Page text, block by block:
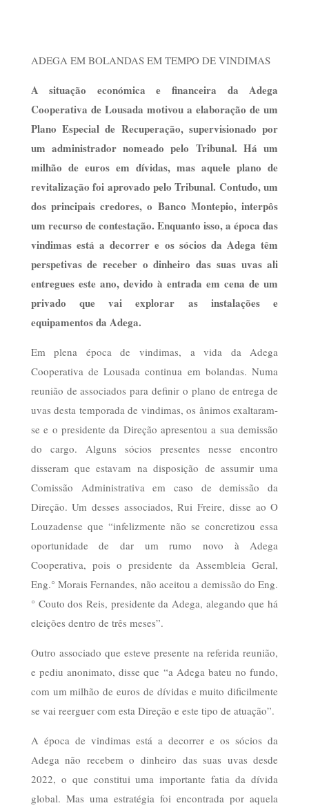
ADEGA EM BOLANDAS EM TEMPO DE VINDIMAS
A situação económica e financeira da Adega
Cooperativa de Lousada motivou a elaboração de um
Plano Especial de Recuperação, supervisionado por
um administrador nomeado pelo Tribunal. Há um
milhão de euros em dívidas, mas aquele plano de
revitalização foi aprovado pelo Tribunal. Contudo, um
dos principais credores, o Banco Montepio, interpôs
um recurso de contestação. Enquanto isso, a época das
vindimas está a decorrer e os sócios da Adega têm
perspetivas de receber o dinheiro das suas uvas ali
entregues este ano, devido à entrada em cena de um
privado que vai explorar as instalações e
equipamentos da Adega.
Em plena época de vindimas, a vida da Adega
Cooperativa de Lousada continua em bolandas. Numa
reunião de associados para definir o plano de entrega de
uvas desta temporada de vindimas, os ânimos exaltaram-
se e o presidente da Direção apresentou a sua demissão
do cargo. Alguns sócios presentes nesse encontro
disseram que estavam na disposição de assumir uma
Comissão Administrativa em caso de demissão da
Direção. Um desses associados, Rui Freire, disse ao O
Louzadense que “infelizmente não se concretizou essa
oportunidade de dar um rumo novo à Adega
Cooperativa, pois o presidente da Assembleia Geral,
Eng.° Morais Fernandes, não aceitou a demissão do Eng.
° Couto dos Reis, presidente da Adega, alegando que há
eleições dentro de três meses”.
Outro associado que esteve presente na referida reunião,
e pediu anonimato, disse que “a Adega bateu no fundo,
com um milhão de euros de dívidas e muito dificilmente
se vai reerguer com esta Direção e este tipo de atuação”.
A época de vindimas está a decorrer e os sócios da
Adega não recebem o dinheiro das suas uvas desde
2022, o que constitui uma importante fatia da dívida
global. Mas uma estratégia foi encontrada por aquela